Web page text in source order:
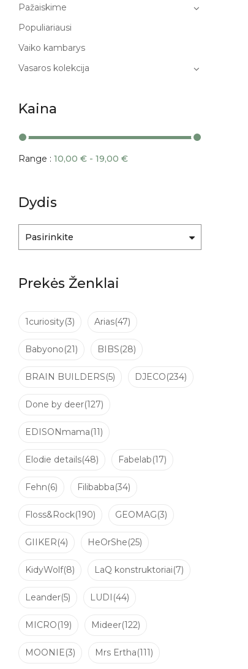
Pažaiskime
Populiariausi
Vaiko kambarys
Vasaros kolekcija
Kaina
Range : 10,00 € - 19,00 €
Dydis
Pasirinkite
Prekės Ženklai
1curiosity(3) Arias(47)
Babyono(21) BIBS(28)
BRAIN BUILDERS(5) DJECO(234)
Done by deer(127)
EDISONmama(11)
Elodie details(48) Fabelab(17)
Fehn(6) Filibabba(34)
Floss&Rock(190) GEOMAG(3)
GIIKER(4) HeOrShe(25)
KidyWolf(8) LaQ konstruktoriai(7)
Leander(5) LUDI (44)
MICRO(19) Mideer(122)
MOONIE(3) Mrs Ertha(111)